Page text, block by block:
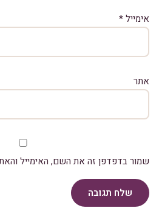
אימייל*
אתר
שמור בדפדפן זה את השם, האימייל
שלח תגובה